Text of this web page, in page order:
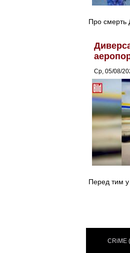
Про смерть
Ср, 05/08/
Перед тим у
CRiME